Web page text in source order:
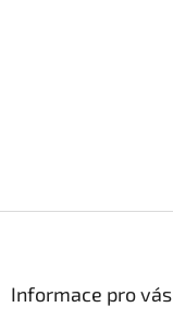
Informace pro vás